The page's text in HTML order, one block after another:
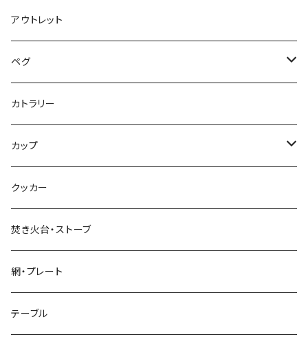
アウトレット
ペグ
標準タイプ
超軽量タイプ
ネイルペグ
V字型
Y字型
カトラリー
カップ
シングルマグ
シェラカップ
ダブルウォールカップ
リッド（蓋）
クッカー
焚き火台・ストーブ
網・プレート
テーブル